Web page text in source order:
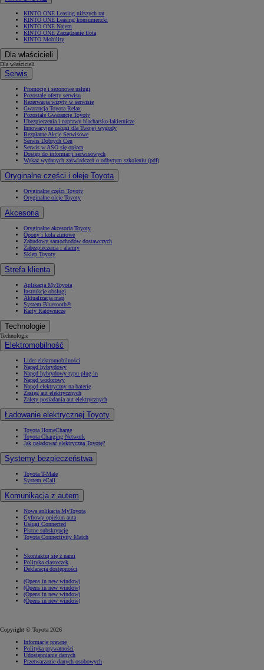
KINTO ONE Leasing niższych rat
KINTO ONE Leasing konsumencki
KINTO ONE Najem
KINTO ONE Zarządzanie flotą
KINTO Mobility
Dla właścicieli
Dla właścicieli
Serwis
Promocje i sezonowe usługi
Pozostałe oferty serwisu
Rezerwacja wizyty w serwisie
Gwarancja Toyota Relax
Pozostałe Gwarancje Toyoty
Ubezpieczenia i naprawy blacharsko-lakiernicze
Innowacyjne usługi dla Twojej wygody
Bezpłatne Akcje Serwisowe
Serwis Dobrych Cen
Serwis w ASO się opłaca
Dostęp do informacji serwisowych
Wykaz wydanych zaświadczeń o odbytym szkoleniu (pdf)
Oryginalne części i oleje Toyota
Oryginalne części Toyoty
Oryginalne oleje Toyoty
Akcesoria
Oryginalne akcesoria Toyoty
Opony i koła zimowe
Zabudowy samochodów dostawczych
Zabezpieczenia i alarmy
Sklep Toyoty
Strefa klienta
Aplikacja MyToyota
Instrukcje obsługi
Aktualizacja map
System Bluetooth®
Karty Ratownicze
Technologie
Technologie
Elektromobilność
Lider elektromobilności
Napęd hybrydowy
Napęd hybrydowy typu plug-in
Napęd wodorowy
Napęd elektryczny na baterię
Zasięg aut elektrycznych
Zalety posiadania aut elektrycznych
Ładowanie elektrycznej Toyoty
Toyota HomeCharge
Toyota Charging Network
Jak naładować elektryczną Toyotę?
Systemy bezpieczeństwa
Toyota T-Mate
System eCall
Komunikacja z autem
Nowa aplikacja MyToyota
Cyfrowy opiekun auta
Usługi Connected
Płatne subskrypcje
Toyota Connectivity Match
Skontaktuj się z nami
Polityka ciasteczek
Deklaracja dostępności
(Opens in new window)
(Opens in new window)
(Opens in new window)
(Opens in new window)
Copyright © Toyota 2026
Informacje prawne
Polityka prywatności
Udostępnianie danych
Przetwarzanie danych osobowych